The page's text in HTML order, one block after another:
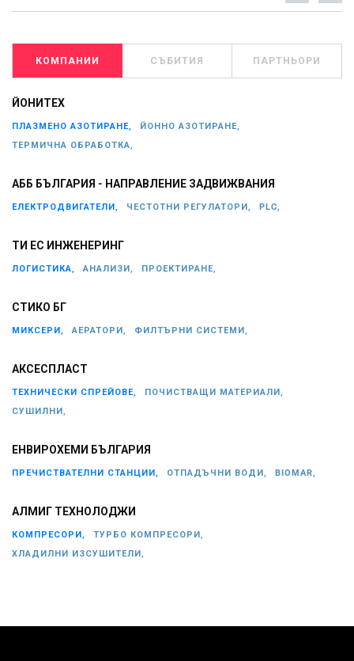
КОМПАНИИ СЪБИТИЯ ПАРТНЬОРИ
ЙОНИТЕХ
ПЛАЗМЕНО АЗОТИРАНЕ,
ЙОННО АЗОТИРАНЕ,
ТЕРМИЧНА ОБРАБОТКА,
АББ БЪЛГАРИЯ - НАПРАВЛЕНИЕ ЗАДВИЖВАНИЯ
ЕЛЕКТРОДВИГАТЕЛИ, ЧЕСТОТНИ РЕГУЛАТОРИ, PLC,
ТИ ЕС ИНЖЕНЕРИНГ
ЛОГИСТИКА, АНАЛИЗИ, ПРОЕКТИРАНЕ,
СТИКО БГ
МИКСЕРИ, АЕРАТОРИ, ФИЛТЪРНИ СИСТЕМИ,
АКСЕСПЛАСТ
ТЕХНИЧЕСКИ СПРЕЙОВЕ,
ПОЧИСТВАЩИ МАТЕРИАЛИ,
СУШИЛНИ,
ЕНВИРОХЕМИ БЪЛГАРИЯ
ПРЕЧИСТВАТЕЛНИ СТАНЦИИ, ОТПАДЪЧНИ ВОДИ, BIOMAR,
АЛМИГ ТЕХНОЛОДЖИ
КОМПРЕСОРИ,
ТУРБО КОМПРЕСОРИ,
ХЛАДИЛНИ ИЗСУШИТЕЛИ,